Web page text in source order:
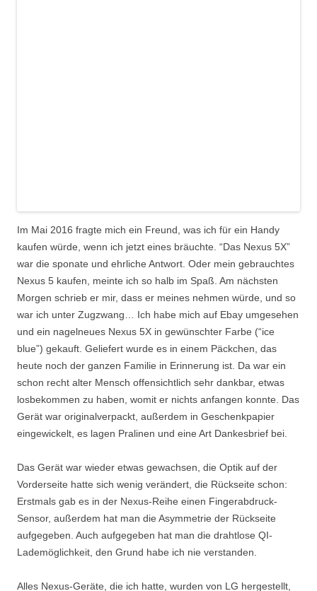
Im Mai 2016 fragte mich ein Freund, was ich für ein Handy
kaufen würde, wenn ich jetzt eines bräuchte. “Das Nexus 5X”
war die sponate und ehrliche Antwort. Oder mein gebrauchtes
Nexus 5 kaufen, meinte ich so halb im Spaß. Am nächsten
Morgen schrieb er mir, dass er meines nehmen würde, und so
war ich unter Zugzwang… Ich habe mich auf Ebay umgesehen
und ein nagelneues Nexus 5X in gewünschter Farbe (“ice
blue”) gekauft. Geliefert wurde es in einem Päckchen, das
heute noch der ganzen Familie in Erinnerung ist. Da war ein
schon recht alter Mensch offensichtlich sehr dankbar, etwas
losbekommen zu haben, womit er nichts anfangen konnte. Das
Gerät war originalverpackt, außerdem in Geschenkpapier
eingewickelt, es lagen Pralinen und eine Art Dankesbrief bei.
Das Gerät war wieder etwas gewachsen, die Optik auf der
Vorderseite hatte sich wenig verändert, die Rückseite schon:
Erstmals gab es in der Nexus-Reihe einen Fingerabdruck-
Sensor, außerdem hat man die Asymmetrie der Rückseite
aufgegeben. Auch aufgegeben hat man die drahtlose QI-
Lademöglichkeit, den Grund habe ich nie verstanden.
Alles Nexus-Geräte, die ich hatte, wurden von LG hergestellt,